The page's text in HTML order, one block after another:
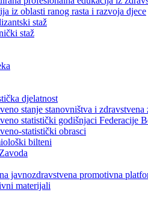
iz oblasti ranog rasta i razvoja djece
staž
staž
djelatnost
stanje stanovništva i
statistički godišnjaci Federacije
statistički obrasci
bilteni
javnozdravstvena promotivna
materijali